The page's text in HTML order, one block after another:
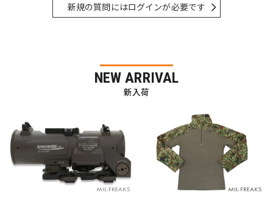
新規の質問にはログインが必要です
NEW ARRIVAL
新入荷